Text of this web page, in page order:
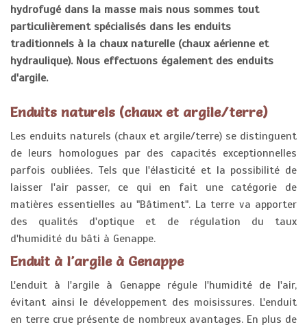
hydrofugé dans la masse mais nous sommes tout
particulièrement spécialisés dans les enduits
traditionnels à la chaux naturelle (chaux aérienne et
hydraulique). Nous effectuons également des enduits
d'argile.
Enduits naturels (chaux et argile/terre)
Les enduits naturels (chaux et argile/terre) se distinguent
de leurs homologues par des capacités exceptionnelles
parfois oubliées. Tels que l'élasticité et la possibilité de
laisser l'air passer, ce qui en fait une catégorie de
matières essentielles au "Bâtiment". La terre va apporter
des qualités d'optique et de régulation du taux
d'humidité du bâti à Genappe.
Enduit à l'argile à Genappe
L'enduit à l'argile à Genappe régule l'humidité de l'air,
évitant ainsi le développement des moisissures. L'enduit
en terre crue présente de nombreux avantages. En plus de